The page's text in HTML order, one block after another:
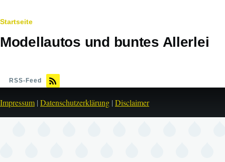
Pfadnavigation
Startseite
Modellautos und buntes Allerlei
RSS-Feed
Impressum | Datenschutzerklärung | Disclaimer